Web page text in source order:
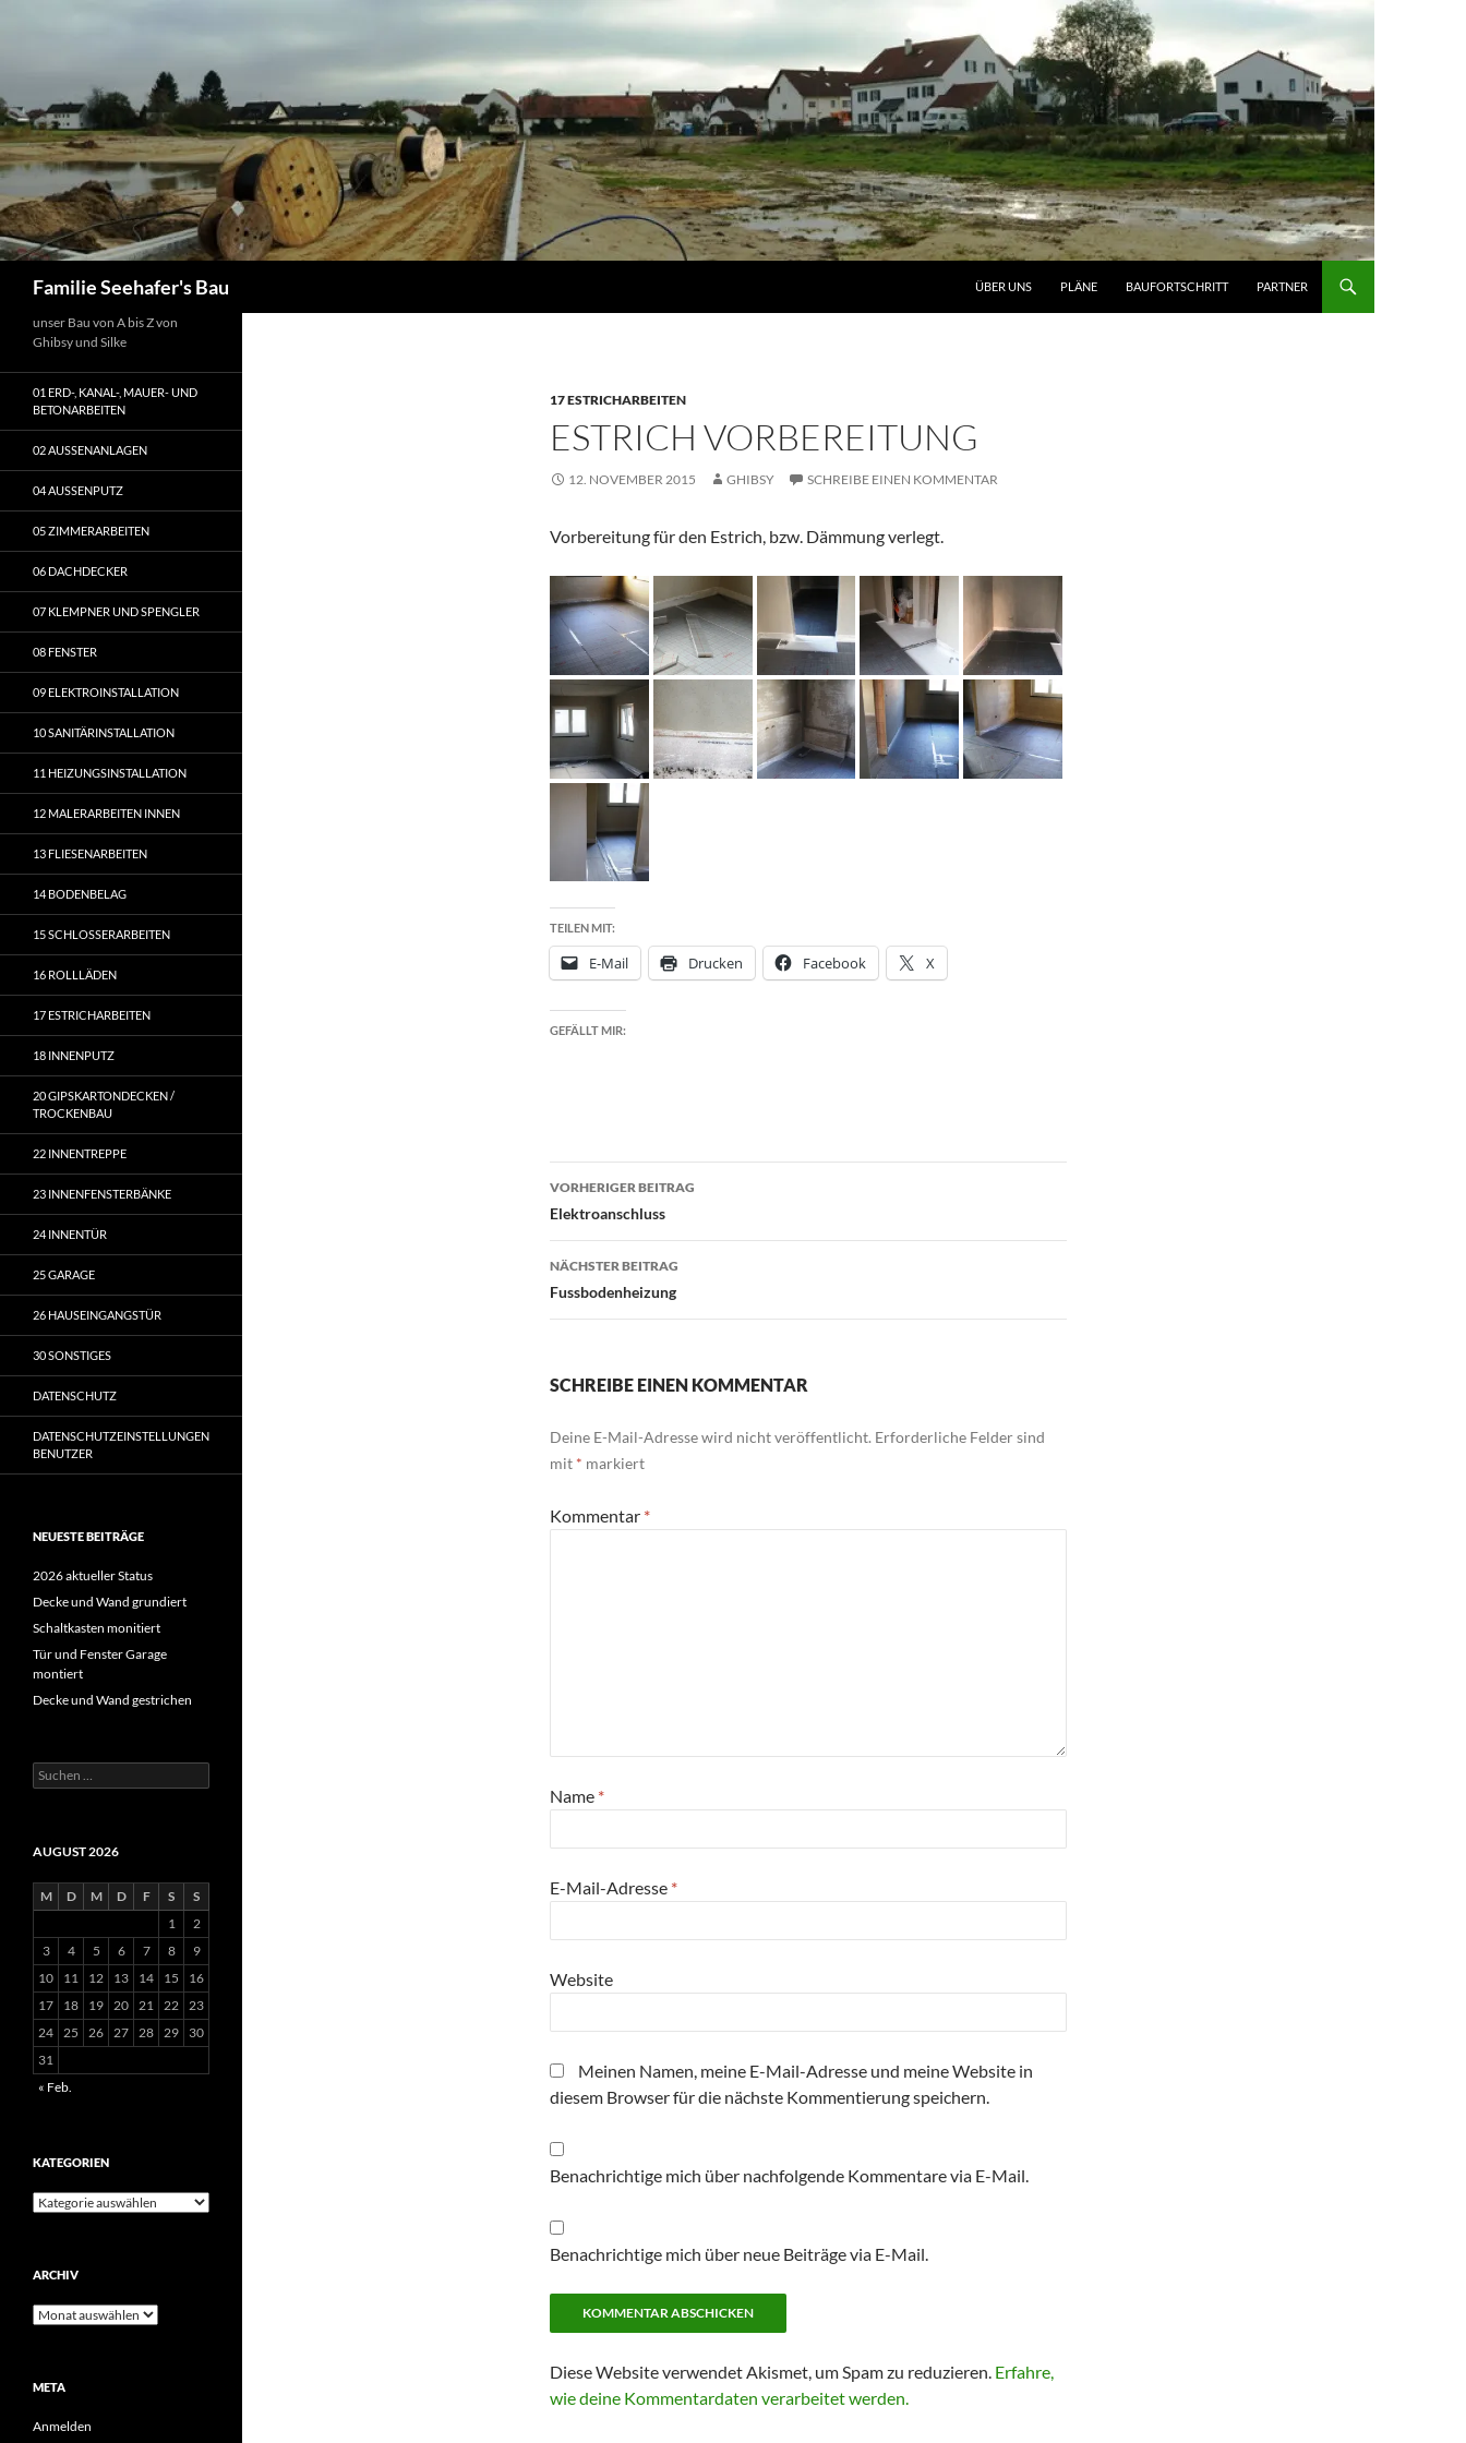
Familie Seehafer's Bau ÜBER UNS PLÄNE BAUFORTSCHRITT PARTNER
17 ESTRICHARBEITEN
ESTRICH VORBEREITUNG
12. NOVEMBER 2015 GHIBSY SCHREIBE EINEN KOMMENTAR
Vorbereitung für den Estrich, bzw. Dämmung verlegt.
TEILEN MIT:
E-Mail Drucken Facebook X
GEFÄLLT MIR:
Beitragsnavigation
VORHERIGER BEITRAG
Elektroanschluss
NÄCHSTER BEITRAG
Fussbodenheizung
SCHREIBE EINEN KOMMENTAR
Deine E-Mail-Adresse wird nicht veröffentlicht. Erforderliche Felder sind
mit * markiert
Kommentar *
Name *
E-Mail-Adresse *
Website
Meinen Namen, meine E-Mail-Adresse und meine Website in
diesem Browser für die nächste Kommentierung speichern.
Benachrichtige mich über nachfolgende Kommentare via E-Mail.
Benachrichtige mich über neue Beiträge via E-Mail.
Diese Website verwendet Akismet, um Spam zu reduzieren. Erfahre,
wie deine Kommentardaten verarbeitet werden.
unser Bau von A bis Z von
Ghibsy und Silke
01 ERD-, KANAL-, MAUER- UND
BETONARBEITEN
02 AUSSENANLAGEN
04 AUSSENPUTZ
05 ZIMMERARBEITEN
06 DACHDECKER
07 KLEMPNER UND SPENGLER
08 FENSTER
09 ELEKTROINSTALLATION
10 SANITÄRINSTALLATION
11 HEIZUNGSINSTALLATION
12 MALERARBEITEN INNEN
13 FLIESENARBEITEN
14 BODENBELAG
15 SCHLOSSERARBEITEN
16 ROLLLÄDEN
17 ESTRICHARBEITEN
18 INNENPUTZ
20 GIPSKARTONDECKEN /
TROCKENBAU
22 INNENTREPPE
23 INNENFENSTERBÄNKE
24 INNENTÜR
25 GARAGE
26 HAUSEINGANGSTÜR
30 SONSTIGES
DATENSCHUTZ
DATENSCHUTZEINSTELLUNGEN
BENUTZER
NEUESTE BEITRÄGE
2026 aktueller Status
Decke und Wand grundiert
Schaltkasten monitiert
Tür und Fenster Garage
montiert
Decke und Wand gestrichen
Suche
nach:
AUGUST 2026
M D M D F S
S
1
2
3
4 5 6 7 8
9
10
11 12 13 14 15
16
17
18 19 20 21 22 23
24 25 26 27 28 29
30
31
« Feb.
KATEGORIEN
Kategorien
ARCHIV
Archiv
META
Anmelden